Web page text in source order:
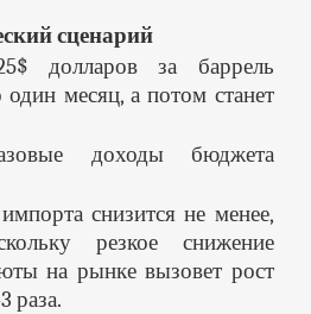
сценарий
долларов за баррель
месяц, а потом станет
доходы бюджета
снизится не менее,
резкое снижение
на рынке вызовет рост
раза.